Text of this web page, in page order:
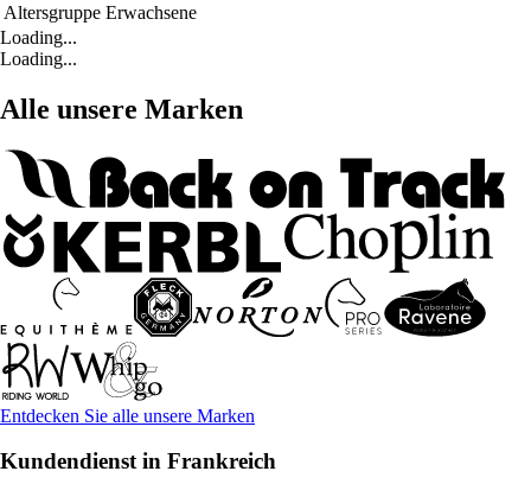
Altersgruppe Erwachsene
Loading...
Loading...
Alle unsere Marken
Entdecken Sie alle unsere Marken
Kundendienst in Frankreich